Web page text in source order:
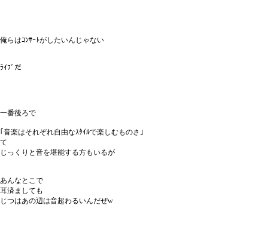
俺らはｺﾝｻｰﾄがしたいんじゃない
ﾗｲﾌﾞだ
一番後ろで
｢音楽はそれぞれ自由なｽﾀｲﾙで楽しむものさ｣
て
じっくりと音を堪能する方もいるが
あんなとこで
耳済ましても
じつはあの辺は音超わるいんだぜw